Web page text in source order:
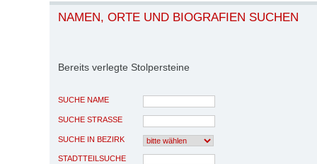
NAMEN, ORTE UND BIOGRAFIEN SUCHEN
Bereits verlegte Stolpersteine
SUCHE NAME
SUCHE STRASSE
SUCHE IN BEZIRK
STADTTEILSUCHE